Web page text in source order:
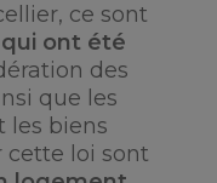
ce sont
qui ont été
des
que les
les biens
cette loi sont